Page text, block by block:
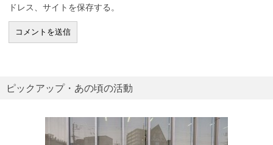
ドレス、サイトを保存する。
ピックアップ・あの頃の活動